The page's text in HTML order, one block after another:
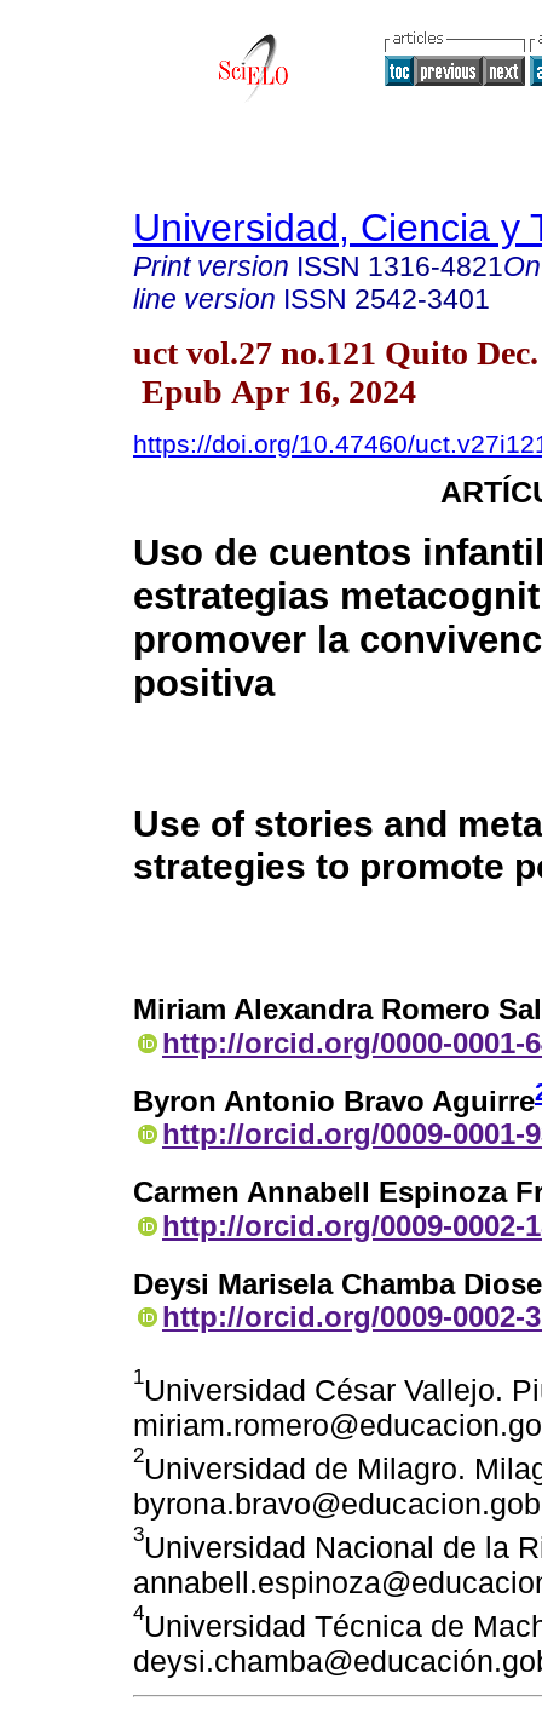
Universidad, Ciencia y
Print version ISSN 1316-4821
line version ISSN 2542-3401
uct vol.27 no.121 Quito
Epub Apr 16, 2024
https://doi.org/10.47460/
Uso de cuentos
estrategias
promover la
positiva
Use of stories and
strategies to promote
Miriam Alexandra Romero
http://orcid.org/0000-0001-
Byron Antonio Bravo Aguirre
http://orcid.org/0009-0001-
Carmen Annabell Espinoza
http://orcid.org/0009-0002-
Deysi Marisela Chamba
http://orcid.org/0009-0002-
1Universidad César Vallejo.
2Universidad de Milagro.
3Universidad Nacional de la
4Universidad Técnica de